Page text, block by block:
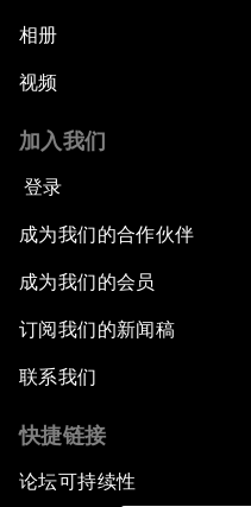
相册
视频
加入我们
登录
成为我们的合作伙伴
成为我们的会员
订阅我们的新闻稿
联系我们
快捷链接
论坛可持续性